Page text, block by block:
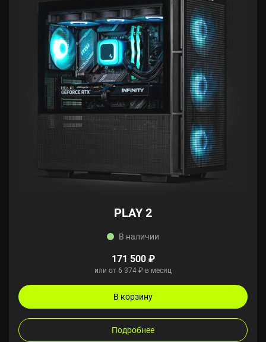
PLAY 2
В наличии
171 500 ₽
или от 6 374 ₽ в месяц
В корзину
Подробнее